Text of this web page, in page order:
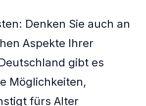
Denken Sie auch an
Aspekte Ihrer
gibt es
Möglichkeiten,
fürs Alter